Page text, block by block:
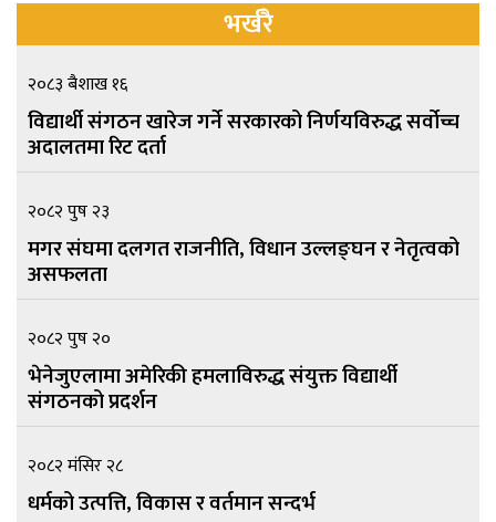
भर्खरै
२०८३ बैशाख १६
विद्यार्थी संगठन खारेज गर्ने सरकारको निर्णयविरुद्ध सर्वोच्च
अदालतमा रिट दर्ता
२०८२ पुष २३
मगर संघमा दलगत राजनीति, विधान उल्लङ्घन र नेतृत्वको
असफलता
२०८२ पुष २०
भेनेजुएलामा अमेरिकी हमलाविरुद्ध संयुक्त विद्यार्थी
संगठनको प्रदर्शन
२०८२ मंसिर २८
धर्मको उत्पत्ति, विकास र वर्तमान सन्दर्भ